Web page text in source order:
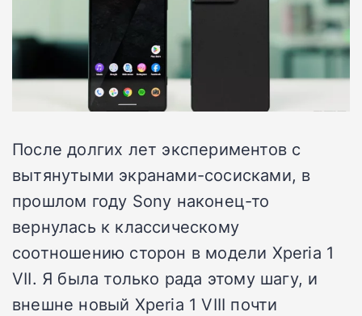
После долгих лет экспериментов с
вытянутыми экранами-сосисками, в
прошлом году Sony наконец-то
вернулась к классическому
соотношению сторон в модели Xperia 1
VII. Я была только рада этому шагу, и
внешне новый Xperia 1 VIII почти